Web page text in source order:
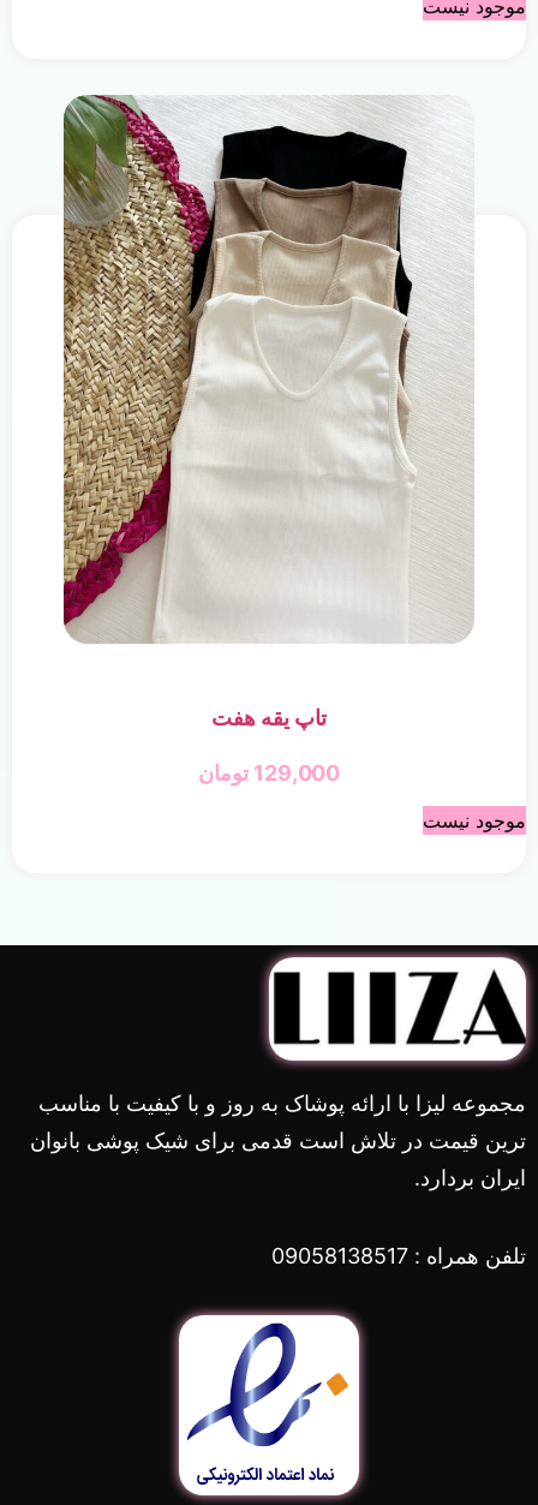
موجود نیست
تاپ یقه هفت
129,000 تومان
موجود نیست
مجموعه لیزا با ارائه پوشاک به روز و با کیفیت با مناسب
ترین قیمت در تلاش است قدمی برای شیک پوشی بانوان
ایران بردارد.
تلفن همراه : 09058138517